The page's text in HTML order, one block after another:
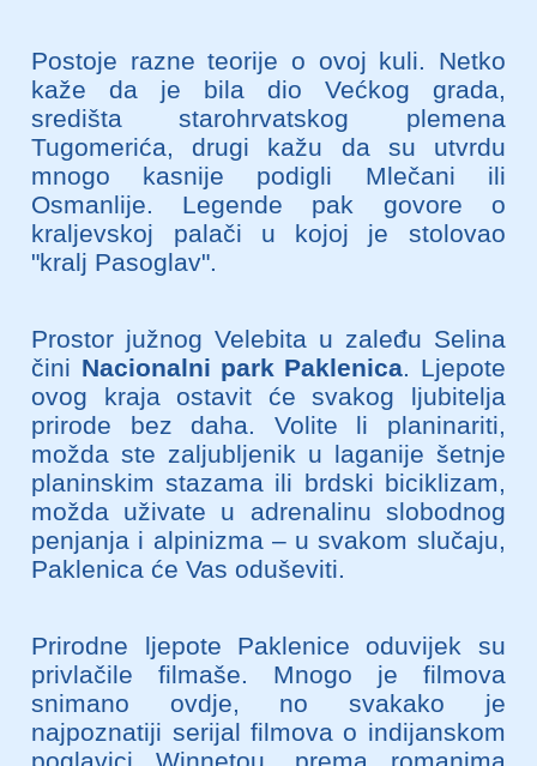
Postoje razne teorije o ovoj kuli. Netko
kaže da je bila dio Većkog grada,
središta starohrvatskog plemena
Tugomerića, drugi kažu da su utvrdu
mnogo kasnije podigli Mlečani ili
Osmanlije. Legende pak govore o
kraljevskoj palači u kojoj je stolovao
"kralj Pasoglav".
Prostor južnog Velebita u zaleđu Selina
čini Nacionalni park Paklenica. Ljepote
ovog kraja ostavit će svakog ljubitelja
prirode bez daha. Volite li planinariti,
možda ste zaljubljenik u laganije šetnje
planinskim stazama ili brdski biciklizam,
možda uživate u adrenalinu slobodnog
penjanja i alpinizma – u svakom slučaju,
Paklenica će Vas oduševiti.
Prirodne ljepote Paklenice oduvijek su
privlačile filmaše. Mnogo je filmova
snimano ovdje, no svakako je
najpoznatiji serijal filmova o indijanskom